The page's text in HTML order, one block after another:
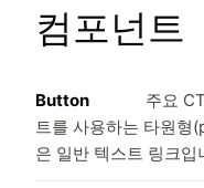
컴포넌트
Button
주요
트를 사용하는 타원형
은 일반 텍스트 링크입